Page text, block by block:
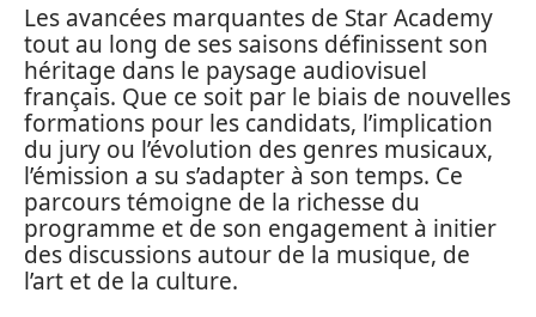
Les avancées marquantes de Star Academy
tout au long de ses saisons définissent son
héritage dans le paysage audiovisuel
français. Que ce soit par le biais de nouvelles
formations pour les candidats, l’implication
du jury ou l’évolution des genres musicaux,
l’émission a su s’adapter à son temps. Ce
parcours témoigne de la richesse du
programme et de son engagement à initier
des discussions autour de la musique, de
l’art et de la culture.